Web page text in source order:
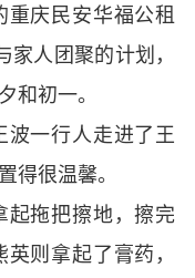
重庆民安华福公租
人团聚的计划，
和初一。
一行人走进了王
得很温馨。
拖把擦地，擦完
则拿起了膏药，